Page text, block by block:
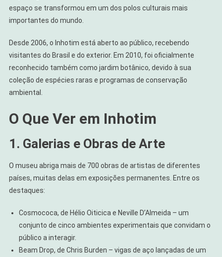
espaço se transformou em um dos polos culturais mais
importantes do mundo.
Desde 2006, o Inhotim está aberto ao público, recebendo
visitantes do Brasil e do exterior. Em 2010, foi oficialmente
reconhecido também como jardim botânico, devido à sua
coleção de espécies raras e programas de conservação
ambiental.
O Que Ver em Inhotim
1. Galerias e Obras de Arte
O museu abriga mais de 700 obras de artistas de diferentes
países, muitas delas em exposições permanentes. Entre os
destaques:
Cosmococa, de Hélio Oiticica e Neville D’Almeida – um
conjunto de cinco ambientes experimentais que convidam o
público a interagir.
Beam Drop, de Chris Burden – vigas de aço lançadas de um